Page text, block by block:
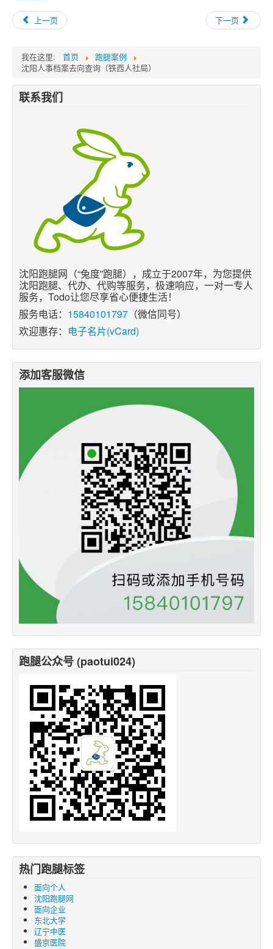
上一页 下一页
我在这里: 首页
跑腿案例
沈阳人事档案去向查询（铁西人社局）
联系我们
沈阳跑腿网（“兔度”跑腿），成立于2007年，为您提供
沈阳跑腿、代办、代购等服务，极速响应，一对一专人
服务，Todo让您尽享省心便捷生活！
服务电话： 15840101797 （微信同号）
欢迎惠存： 电子名片(vCard)
添加客服微信
跑腿公众号 (paotui024)
热门跑腿标签
面向个人
沈阳跑腿网
面向企业
东北大学
辽宁中医
盛京医院